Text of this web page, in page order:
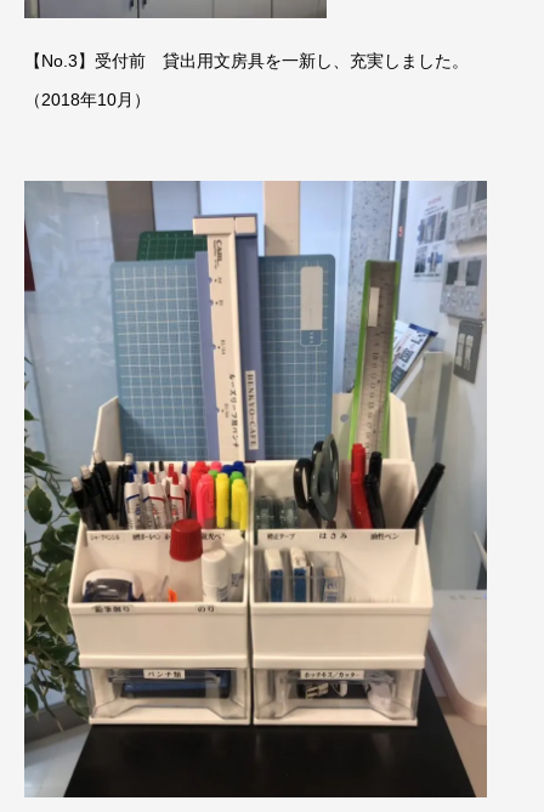
【No.3】受付前 貸出用文房具を一新し、充実しました。
（2018年10月）